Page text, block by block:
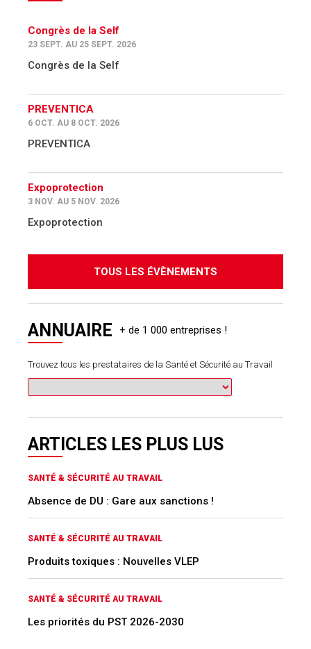
Congrès de la Self
23 SEPT. AU 25 SEPT. 2026
Congrès de la Self
PREVENTICA
6 OCT. AU 8 OCT. 2026
PREVENTICA
Expoprotection
3 NOV. AU 5 NOV. 2026
Expoprotection
TOUS LES ÉVÈNEMENTS
ANNUAIRE
Trouvez tous les prestataires de la Santé et Sécurité au Travail
ARTICLES LES PLUS LUS
SANTÉ & SÉCURITÉ AU TRAVAIL
Absence de DU : Gare aux sanctions !
SANTÉ & SÉCURITÉ AU TRAVAIL
Produits toxiques : Nouvelles VLEP
SANTÉ & SÉCURITÉ AU TRAVAIL
Les priorités du PST 2026-2030